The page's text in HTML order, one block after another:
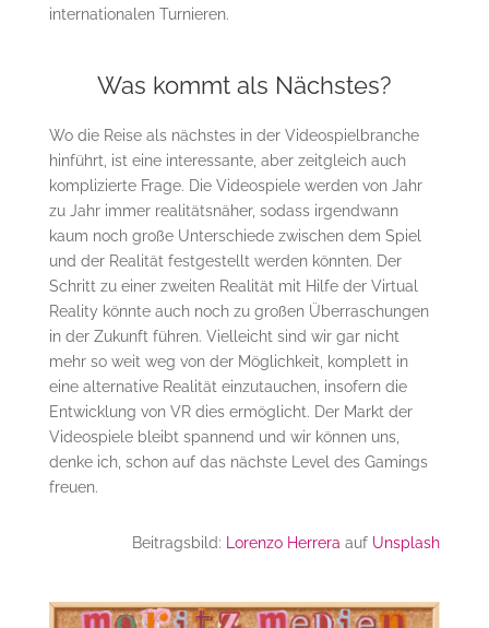
internationalen Turnieren.
Was kommt als Nächstes?
Wo die Reise als nächstes in der Videospielbranche
hinführt, ist eine interessante, aber zeitgleich auch
komplizierte Frage. Die Videospiele werden von Jahr
zu Jahr immer realitätsnäher, sodass irgendwann
kaum noch große Unterschiede zwischen dem Spiel
und der Realität festgestellt werden könnten. Der
Schritt zu einer zweiten Realität mit Hilfe der Virtual
Reality könnte auch noch zu großen Überraschungen
in der Zukunft führen. Vielleicht sind wir gar nicht
mehr so weit weg von der Möglichkeit, komplett in
eine alternative Realität einzutauchen, insofern die
Entwicklung von VR dies ermöglicht. Der Markt der
Videospiele bleibt spannend und wir können uns,
denke ich, schon auf das nächste Level des Gamings
freuen.
Beitragsbild: Lorenzo Herrera auf Unsplash